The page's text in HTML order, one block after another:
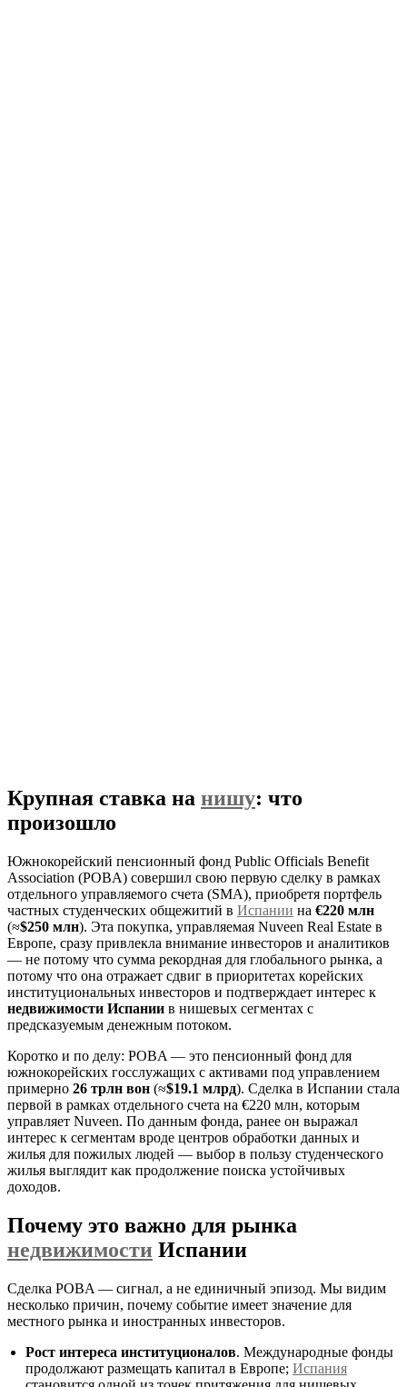
Крупная ставка на нишу: что
произошло
Южнокорейский пенсионный фонд Public Officials Benefit
Association (POBA) совершил свою первую сделку в рамках
отдельного управляемого счета (SMA), приобретя портфель
частных студенческих общежитий в Испании на €220 млн
(≈$250 млн). Эта покупка, управляемая Nuveen Real Estate в
Европе, сразу привлекла внимание инвесторов и аналитиков
— не потому что сумма рекордная для глобального рынка, а
потому что она отражает сдвиг в приоритетах корейских
институциональных инвесторов и подтверждает интерес к
недвижимости Испании в нишевых сегментах с
предсказуемым денежным потоком.
Коротко и по делу: POBA — это пенсионный фонд для
южнокорейских госслужащих с активами под управлением
примерно 26 трлн вон (≈$19.1 млрд). Сделка в Испании стала
первой в рамках отдельного счета на €220 млн, которым
управляет Nuveen. По данным фонда, ранее он выражал
интерес к сегментам вроде центров обработки данных и
жилья для пожилых людей — выбор в пользу студенческого
жилья выглядит как продолжение поиска устойчивых
доходов.
Почему это важно для рынка
недвижимости Испании
Сделка POBA — сигнал, а не единичный эпизод. Мы видим
несколько причин, почему событие имеет значение для
местного рынка и иностранных инвесторов.
Рост интереса институционалов. Международные фонды
продолжают размещать капитал в Европе; Испания